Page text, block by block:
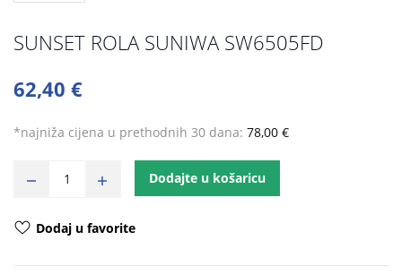
SUNSET ROLA SUNIWA SW6505FD
62,40 €
*najniža cijena u prethodnih 30 dana: 78,00 €
Dodajte u košaricu
Dodaj u favorite